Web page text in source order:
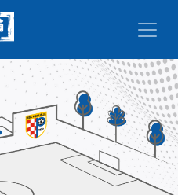
Skip to main content